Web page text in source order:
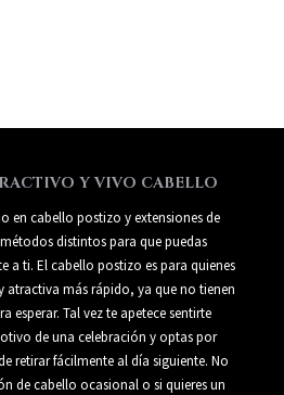
Y VIVO CABELLO
en cabello postizo y extensiones de
distintos para que puedas
a ti. El cabello postizo es para quienes
atractiva más rápido, ya que no tienen
esperar. Tal vez te apetece sentirte
de una celebración y optas por
retirar fácilmente al día siguiente. No
de cabello ocasional o si quieres un